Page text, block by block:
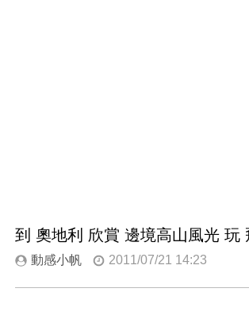
到 奧地利 欣賞 邊境高山風光 玩
動感小帆 2011/07/21 14:23